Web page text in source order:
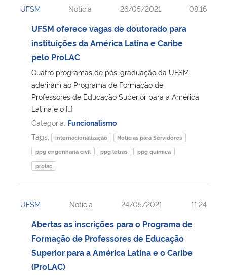
Ministério da Cidadania
Ministério de Minas e Energia
Ministério da Ciência, Tecnologia, Inovações e Comunicações
Ministério do Turismo
Ministério do Desenvolvimento Regional
Ministério da Mulher, da Família e dos Direitos Humanos
Secretaria-Geral
UFSM Notícia 26/05/2021 08:16
UFSM oferece vagas de doutorado para
instituições da América Latina e Caribe
pelo ProLAC
Quatro programas de pós-graduação da UFSM
aderiram ao Programa de Formação de
Professores de Educação Superior para a América
Latina e o […]
Categoria: Funcionalismo
Tags:
internacionalização
Notícias para Servidores
ppg engenharia civil
ppg letras
ppg química
prolac
UFSM Notícia 24/05/2021 11:24
Abertas as inscrições para o Programa de
Formação de Professores de Educação
Superior para a América Latina e o Caribe
(ProLAC)